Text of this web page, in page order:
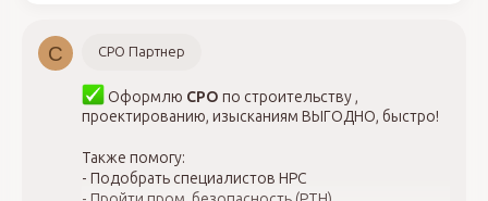
С СРО Партнер
Оформлю СРО по строительству ,
проектированию, изысканиям ВЫГОДНО, быстро!
Также помогу:
- Подобрать специалистов НРС